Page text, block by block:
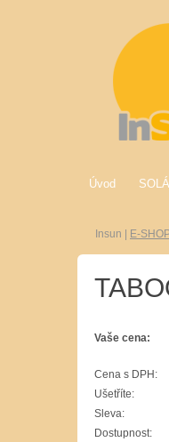
Úvod
Insun E-
Vaše cena:
Cena s DPH:
Ušetříte:
Sleva:
Dostupnost: